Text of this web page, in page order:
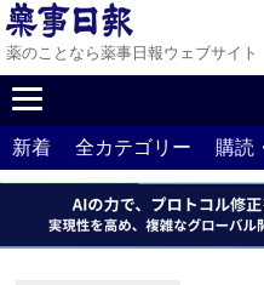
薬のことなら薬事日報ウェブサイト
新着 全カテゴリー 購読